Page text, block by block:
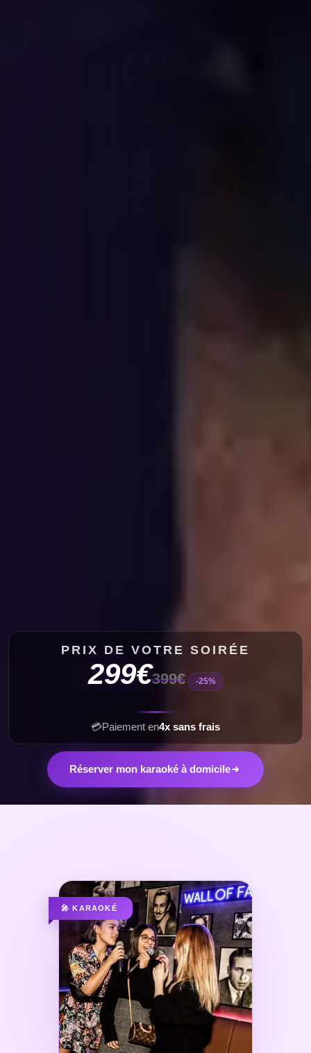
PRIX DE VOTRE SOIRÉE
299€399€ -25%
💳Paiement en4x sans frais
Réserver mon karaoké à domicile
🎤 KARAOKÉ